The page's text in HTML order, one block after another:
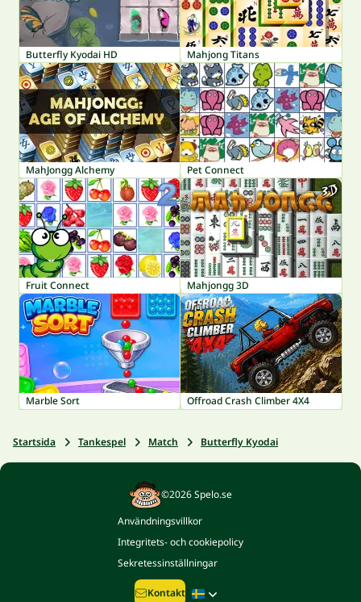
Butterfly Kyodai HD Mahjong Titans
MahJongg Alchemy Pet Connect
Fruit Connect Mahjongg 3D
Marble Sort Offroad Crash Climber 4X4
Startsida Tankespel Match Butterfly Kyodai
©2026 Spelo.se
Användningsvillkor
Integritets- och cookiepolicy
Sekretessinställningar
Kontakt